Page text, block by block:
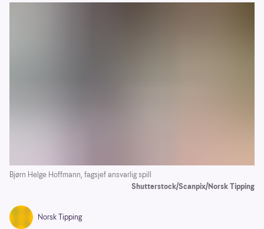
Bjørn Helge Hoffmann, fagsjef ansvarlig spill
Shutterstock/Scanpix/Norsk Tipping
Norsk Tipping